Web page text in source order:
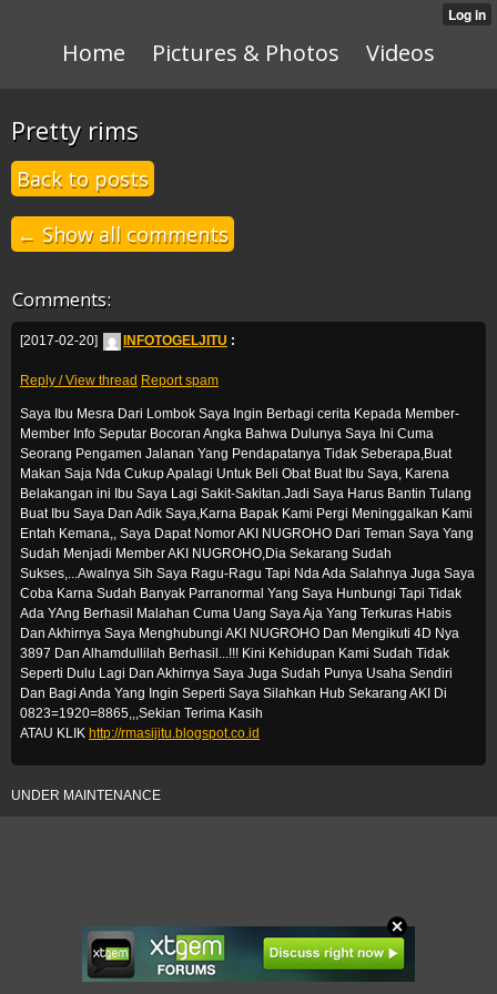
Home Pictures & Photos Videos
Pretty rims
Back to posts
← Show all comments
Comments:
[2017-02-20] INFOTOGELJITU :
Reply / View thread Report spam
Saya Ibu Mesra Dari Lombok Saya Ingin Berbagi cerita Kepada Member-
Member Info Seputar Bocoran Angka Bahwa Dulunya Saya Ini Cuma
Seorang Pengamen Jalanan Yang Pendapatanya Tidak Seberapa,Buat
Makan Saja Nda Cukup Apalagi Untuk Beli Obat Buat Ibu Saya, Karena
Belakangan ini Ibu Saya Lagi Sakit-Sakitan.Jadi Saya Harus Bantin Tulang
Buat Ibu Saya Dan Adik Saya,Karna Bapak Kami Pergi Meninggalkan Kami
Entah Kemana,, Saya Dapat Nomor AKI NUGROHO Dari Teman Saya Yang
Sudah Menjadi Member AKI NUGROHO,Dia Sekarang Sudah
Sukses,...Awalnya Sih Saya Ragu-Ragu Tapi Nda Ada Salahnya Juga Saya
Coba Karna Sudah Banyak Parranormal Yang Saya Hunbungi Tapi Tidak
Ada YAng Berhasil Malahan Cuma Uang Saya Aja Yang Terkuras Habis
Dan Akhirnya Saya Menghubungi AKI NUGROHO Dan Mengikuti 4D Nya
3897 Dan Alhamdullilah Berhasil...!!! Kini Kehidupan Kami Sudah Tidak
Seperti Dulu Lagi Dan Akhirnya Saya Juga Sudah Punya Usaha Sendiri
Dan Bagi Anda Yang Ingin Seperti Saya Silahkan Hub Sekarang AKI Di
0823=1920=8865,,,Sekian Terima Kasih
ATAU KLIK http://rmasijitu.blogspot.co.id
UNDER MAINTENANCE